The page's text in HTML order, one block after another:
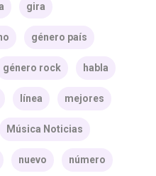
gira
género país
género rock habla
línea mejores
Música Noticias
nuevo número